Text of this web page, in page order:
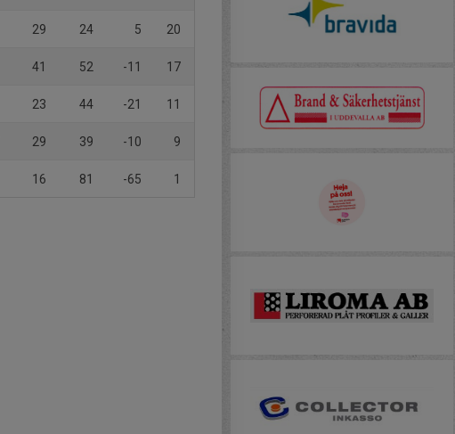
29 24 5 20
41 52 -11 17
23 44 -21 11
29 39 -10 9
16 81 -65 1